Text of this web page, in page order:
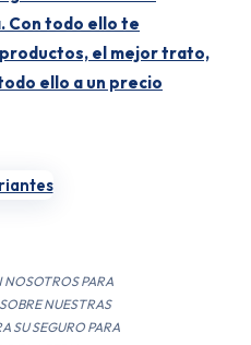
Con todo ello te
el mejor trato,
ello a un precio
PARA
NUESTRAS
SU SEGURO PARA